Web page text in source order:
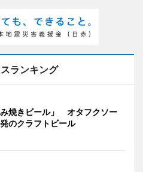
ランキング
焼きビール」 オタフクソー
のクラフトビール